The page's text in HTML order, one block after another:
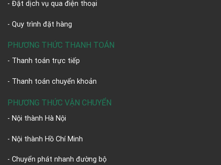
- Đặt dịch vụ qua điện thoại
- Quy trình đặt hàng
PHƯƠNG THỨC THANH TOÁN
- Thanh toán trực tiếp
- Thanh toán chuyển khoản
PHƯƠNG THỨC VẬN CHUYỂN
- Nội thành Hà Nội
- Nội thành Hồ Chí Minh
- Chuyển phát nhanh đường bộ